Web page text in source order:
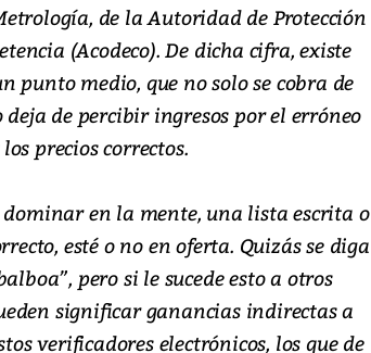
de la Autoridad de Protección
(Acodeco). De dicha cifra, existe
medio, que no solo se cobra de
deja de percibir ingresos por el erróneo
precios correctos.
en la mente, una lista escrita o
esté o no en oferta. Quizás se diga
pero si le sucede esto a otros
significar ganancias indirectas a
verificadores electrónicos, los que de